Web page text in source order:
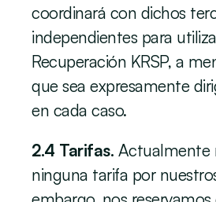
coordinará con dichos
independientes para
Recuperación KRSP, a
que sea expresamente
en cada caso.
2.4 Tarifas. Actualmente
ninguna tarifa por